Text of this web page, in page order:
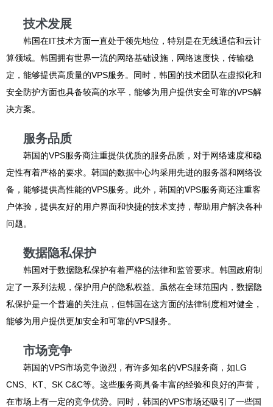
技术发展
韩国在IT技术方面一直处于领先地位，特别是在无线通信和云计
算领域。韩国拥有世界一流的网络基础设施，网络速度快，传输稳
定，能够提供高质量的VPS服务。同时，韩国的技术团队在虚拟化和
安全防护方面也具备较高的水平，能够为用户提供安全可靠的VPS解
决方案。
服务品质
韩国的VPS服务商注重提供优质的服务品质，对于网络速度和稳
定性有着严格的要求。韩国的数据中心均采用先进的服务器和网络设
备，能够提供高性能的VPS服务。此外，韩国的VPS服务商还注重客
户体验，提供友好的用户界面和快捷的技术支持，帮助用户解决各种
问题。
数据隐私保护
韩国对于数据隐私保护有着严格的法律和监管要求。韩国政府制
定了一系列法规，保护用户的隐私权益。虽然在全球范围内，数据隐
私保护是一个普遍的关注点，但韩国在这方面的法律制度相对健全，
能够为用户提供更加安全和可靠的VPS服务。
市场竞争
韩国的VPS市场竞争激烈，有许多知名的VPS服务商，如LG
CNS、KT、SK C&C等。这些服务商具备丰富的经验和良好的声誉，
在市场上有一定的竞争优势。同时，韩国的VPS市场还吸引了一些国